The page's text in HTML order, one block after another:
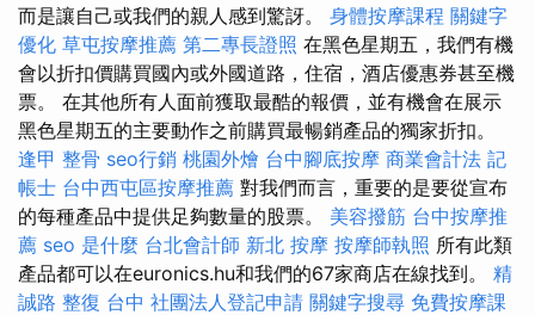
而是讓自己或我們的親人感到驚訝。 身體按摩課程 關鍵字
優化 草屯按摩推薦 第二專長證照 在黑色星期五，我們有機
會以折扣價購買國內或外國道路，住宿，酒店優惠券甚至機
票。 在其他所有人面前獲取最酷的報價，並有機會在展示
黑色星期五的主要動作之前購買最暢銷產品的獨家折扣。
逢甲 整骨 seo行銷 桃園外燴 台中腳底按摩 商業會計法 記
帳士 台中西屯區按摩推薦 對我們而言，重要的是要從宣布
的每種產品中提供足夠數量的股票。 美容撥筋 台中按摩推
薦 seo 是什麼 台北會計師 新北 按摩 按摩師執照 所有此類
產品都可以在euronics.hu和我們的67家商店在線找到。 精
誠路 整復 台中 社團法人登記申請 關鍵字搜尋 免費按摩課